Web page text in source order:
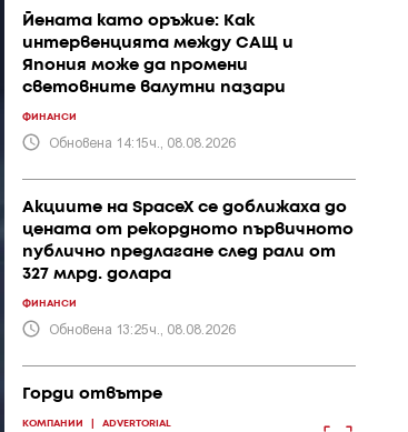
Йената като оръжие: Как
интервенцията между САЩ и
Япония може да промени
световните валутни пазари
ФИНАНСИ
Обновена 14:15ч., 08.08.2026
Акциите на SpaceX се доближаха до
цената от рекордното първичното
публично предлагане след рали от
327 млрд. долара
ФИНАНСИ
Обновена 13:25ч., 08.08.2026
Горди отвътре
КОМПАНИИ ADVERTORIAL